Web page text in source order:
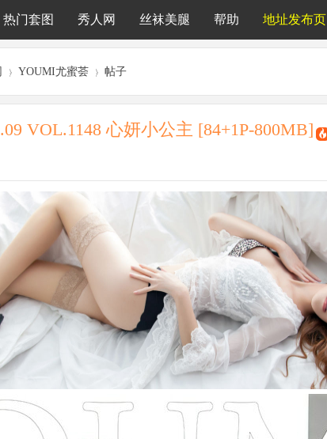
热门套图 秀人网 丝袜美腿 帮助 地址发布页
› YOUMI尤蜜荟 › 帖子
VOL.1148 心妍小公主 [84+1P-800MB]